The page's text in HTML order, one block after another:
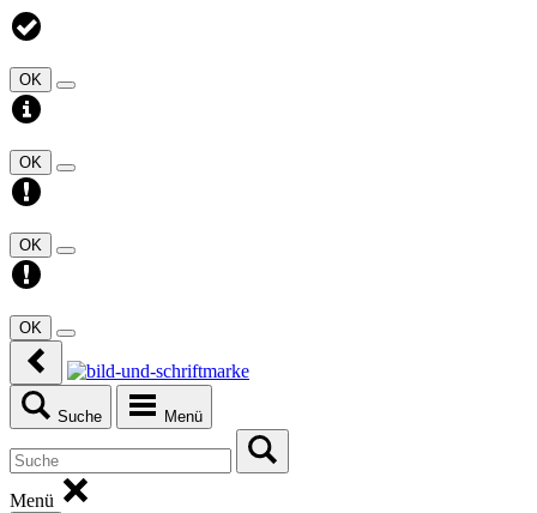
OK
OK
OK
OK
Suche Menü
Menü